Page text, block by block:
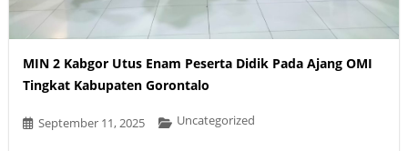
MIN 2 Kabgor Utus Enam Peserta Didik Pada Ajang OMI
Tingkat Kabupaten Gorontalo
September 11, 2025 Uncategorized